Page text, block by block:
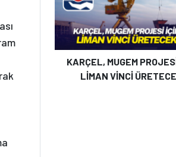
KARÇEL, MUGEM
LİMAN VİNCİ